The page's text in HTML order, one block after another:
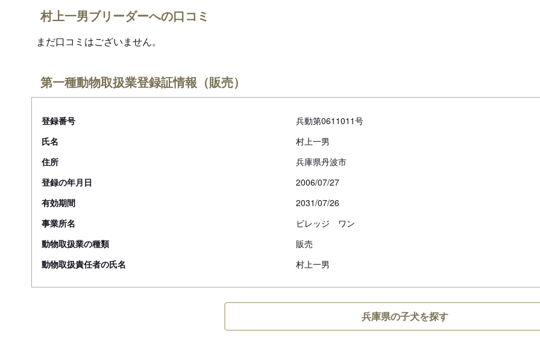
お迎えにあたっての注意事
村上一男ブリーダーへの口コミ
まだ口コミはございません。
第一種動物取扱業登録証情報（販売）
登録番号
兵動第0611011号
氏名
村上一男
住所
兵庫県丹波市
登録の年月日
2006/07/27
有効期間
2031/07/26
事業所名
ビレッジ ワン
動物取扱業の種類
販売
動物取扱責任者の氏名
村上一男
兵庫県の子犬を探す